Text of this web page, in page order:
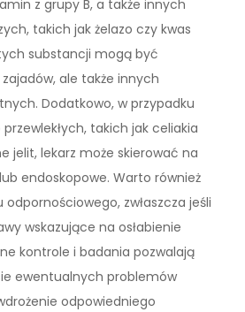
z grupy B, a także innych
takich jak żelazo czy kwas
substancji mogą być
ale także innych
Dodatkowo, w przypadku
takich jak celiakia
jelit, lekarz może skierować na
endoskopowe. Warto również
odpornościowego, zwłaszcza jeśli
wskazujące na osłabienie
kontrole i badania pozwalają
ewentualnych problemów
odpowiedniego